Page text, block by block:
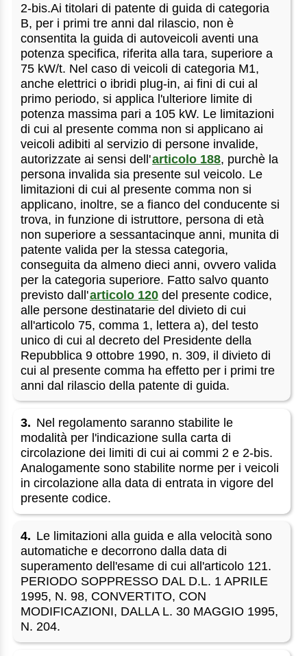
2-bis.Ai titolari di patente di guida di categoria
B, per i primi tre anni dal rilascio, non è
consentita la guida di autoveicoli aventi una
potenza specifica, riferita alla tara, superiore a
75 kW/t. Nel caso di veicoli di categoria M1,
anche elettrici o ibridi plug-in, ai fini di cui al
primo periodo, si applica l'ulteriore limite di
potenza massima pari a 105 kW. Le limitazioni
di cui al presente comma non si applicano ai
veicoli adibiti al servizio di persone invalide,
autorizzate ai sensi dell'articolo 188, purchè la
persona invalida sia presente sul veicolo. Le
limitazioni di cui al presente comma non si
applicano, inoltre, se a fianco del conducente si
trova, in funzione di istruttore, persona di età
non superiore a sessantacinque anni, munita di
patente valida per la stessa categoria,
conseguita da almeno dieci anni, ovvero valida
per la categoria superiore. Fatto salvo quanto
previsto dall'articolo 120del presente codice,
alle persone destinatarie del divieto di cui
all'articolo 75, comma 1, lettera a), del testo
unico di cui al decreto del Presidente della
Repubblica 9 ottobre 1990, n. 309, il divieto di
cui al presente comma ha effetto per i primi tre
anni dal rilascio della patente di guida.
3. Nel regolamento saranno stabilite le
modalità per l'indicazione sulla carta di
circolazione dei limiti di cui ai commi 2 e 2-bis.
Analogamente sono stabilite norme per i veicoli
in circolazione alla data di entrata in vigore del
presente codice.
4. Le limitazioni alla guida e alla velocità sono
automatiche e decorrono dalla data di
superamento dell'esame di cui all'articolo 121.
PERIODO SOPPRESSO DAL D.L. 1 APRILE
1995, N. 98, CONVERTITO, CON
MODIFICAZIONI, DALLA L. 30 MAGGIO 1995,
N. 204.